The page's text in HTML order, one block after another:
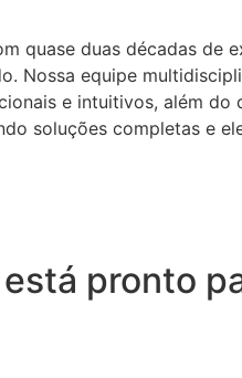
quase duas décadas de
Nossa equipe
e intuitivos, além do
soluções completas e
pronto